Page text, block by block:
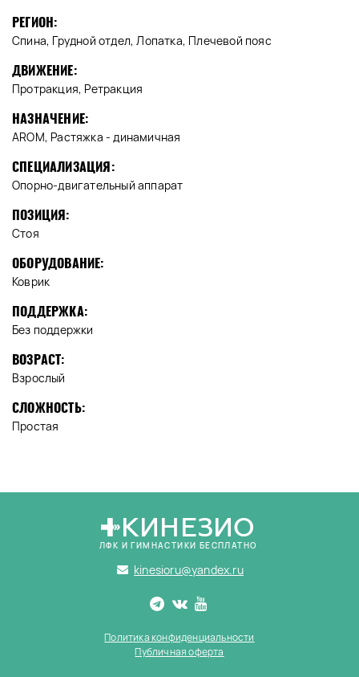
РЕГИОН:
Спина, Грудной отдел, Лопатка, Плечевой пояс
ДВИЖЕНИЕ:
Протракция, Ретракция
НАЗНАЧЕНИЕ:
AROM, Растяжка - динамичная
СПЕЦИАЛИЗАЦИЯ:
Опорно-двигательный аппарат
ПОЗИЦИЯ:
Стоя
ОБОРУДОВАНИЕ:
Коврик
ПОДДЕРЖКА:
Без поддержки
ВОЗРАСТ:
Взрослый
СЛОЖНОСТЬ:
Простая
КИНЕЗИО
ЛФК И ГИМНАСТИКИ БЕСПЛАТНО
kinesioru@yandex.ru
Политика конфиденциальности
Публичная оферта